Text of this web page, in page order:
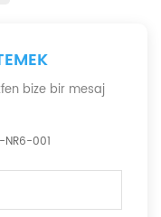
bize bir mesaj
NR6-001